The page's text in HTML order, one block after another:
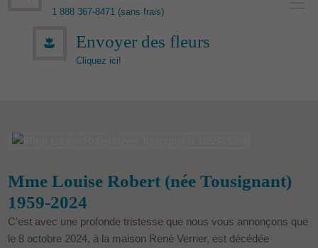
1 888 367-8471 (sans frais)
Envoyer des fleurs
Cliquez ici!
Mme Louise Robert (née Tousignant)
1959-2024
C’est avec une profonde tristesse que nous vous annonçons que
le 8 octobre 2024, à la maison René Verrier, est décédée